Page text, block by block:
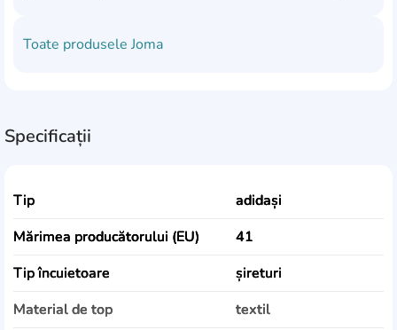
Toate produsele Joma
Specificații
Tip
adidași
Mărimea producătorului (EU)
41
Tip încuietoare
șireturi
Material de top
textil